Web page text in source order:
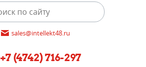
sales@intellekt48.ru
+7 (4742) 716-297